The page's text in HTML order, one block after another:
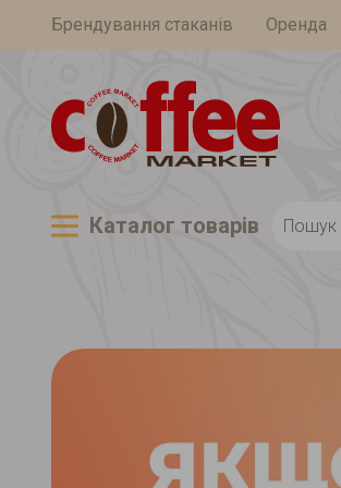
Брендування стаканів Оренда
Каталог товарiв